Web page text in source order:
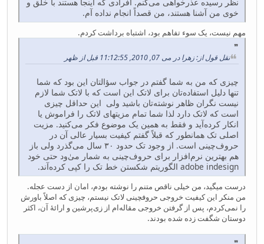
خوی من آشنا هستند، من قصداً انجام نداده آم.
مهم نیست، یک سوء تفاهم بود، اشتباه برداشت کردم.
نقل قول از: زهرا در می 07, 2010, 11:12:55 قبل از ظهر
چیزی که من به شما گفتم در جواب سؤالتان این بود که شما
تنها دلیل استفاده‌تان برای لاتک این است که با لاتک شما لازم
نیست نگران ظاهر نوشته‌تان باشید ولی این حداقل چیزی
است که لاتک دارد لذا شما تمام مزیتهای لاتک را فراموش یا
انکار کرده‌آید و فقط به همین یک موضوع فکر می‌کنید. مزیت
اصلی تک همانطور که قبلاً گفتم کیفیت بسیار عالی آن در
حروف‌چینی است. از وجود تک حدود ۳۰ سال می‌گذرد ولی باز
هم بهترین نرم‌افزار برای حروف‌چینی به شمار می‌ٰود حتی خود
adobe indesign الگوریتم شکستن خط تک را کپی کرده‌آند.
درست میگید، من خیلی ناقص متنم را نوشته بودم، امان از دست عجله.
من منکر این کیفیت خروجی حروفچینی لاتک نیستم، چیزی که اصلاً باورش
را نمی‌کردم، پس از گرفتن خروجی مقاله‌ام از زی‌پرشین و ارائهٔ آن، اکثر
دوستان شگفت زده شده بودند.